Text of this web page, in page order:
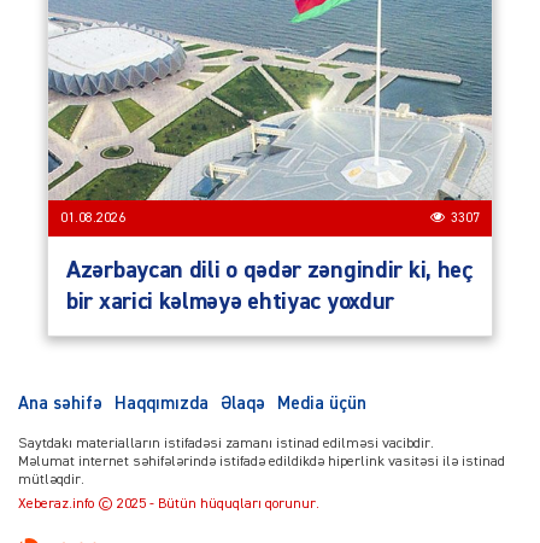
01.08.2026 3307
Azərbaycan dili o qədər zəngindir ki, heç
bir xarici kəlməyə ehtiyac yoxdur
Ana səhifə Haqqımızda Əlaqə Media üçün
Saytdakı materialların istifadəsi zamanı istinad edilməsi vacibdir.
Məlumat internet səhifələrində istifadə edildikdə hiperlink vasitəsi ilə istinad
mütləqdir.
Xeberaz.info © 2025 - Bütün hüquqları qorunur.